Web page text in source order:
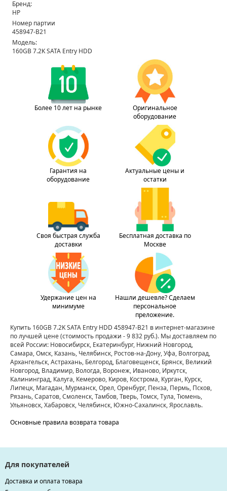
Бренд:
HP
Номер партии
458947-B21
Модель:
160GB 7.2K SATA Entry HDD
Более 10 лет на рынке
Оригинальное
оборудование
Гарантия на
оборудование
Актуальные цены и
остатки
Своя быстрая служба
доставки
Бесплатная доставка по
Москве
Удержание цен на
минимуме
Нашли дешевле? Сделаем
персональное
преложение.
Купить 160GB 7.2K SATA Entry HDD 458947-B21 в интернет-магазине
по лучшей цене(стоимость продажи - 9 832 руб.). Мы доставляем по
всей России: Новосибирск, Екатеринбург, Нижний Новгород,
Самара, Омск, Казань, Челябинск, Ростов-на-Дону, Уфа, Волгоград,
Архангельск, Астрахань, Белгород, Благовещенск, Брянск, Великий
Новгород, Владимир, Вологда, Воронеж, Иваново, Иркутск,
Калининград, Калуга, Кемерово, Киров, Кострома, Курган, Курск,
Липецк, Магадан, Мурманск, Орел, Оренбург, Пенза, Пермь, Псков,
Рязань, Саратов, Смоленск, Тамбов, Тверь, Томск, Тула, Тюмень,
Ульяновск, Хабаровск, Челябинск, Южно-Сахалинск, Ярославль.
Основные правила возврата товара
Для покупателей
Доставка и оплата товара